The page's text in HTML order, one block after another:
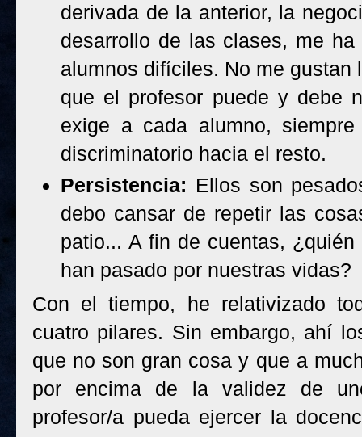
derivada de la anterior, la
desarrollo de las clases, me
alumnos difíciles. No me
que el profesor puede y debe
exige a cada alumno,
discriminatorio hacia el resto.
Persistencia: Ellos son
debo cansar de repetir las
patio... A fin de cuentas,
han pasado por nuestras vidas?
Con el tiempo, he relativizado
cuatro pilares. Sin embargo, ahí
que no son gran cosa y que a
por encima de la validez de
profesor/a pueda ejercer la